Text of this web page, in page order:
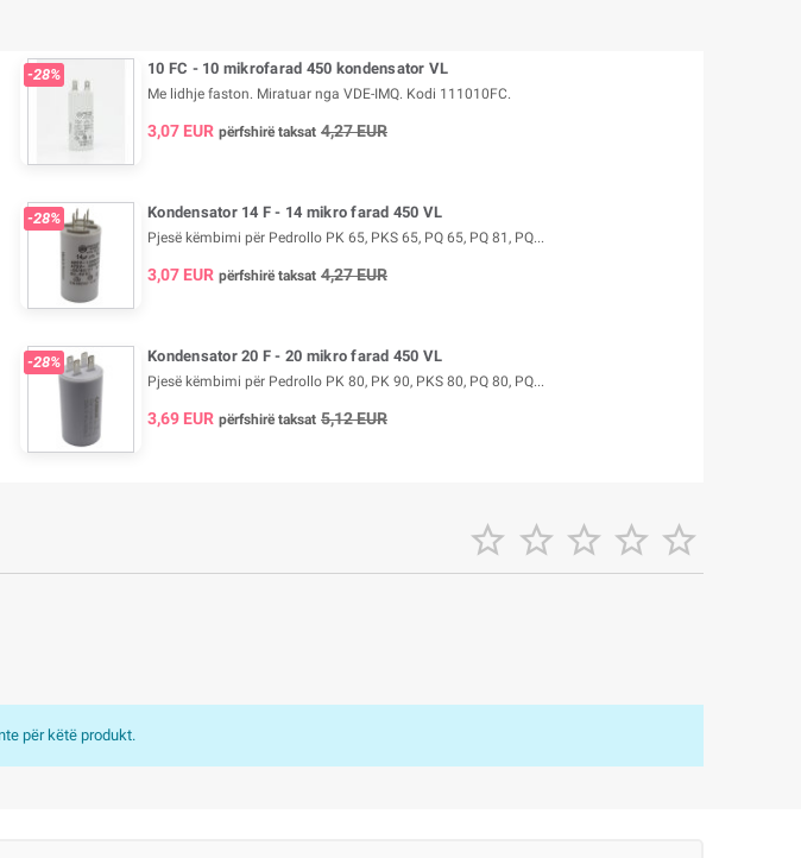
-28% 10 FC - 10 mikrofarad 450 kondensator VL
Me lidhje faston. Miratuar nga VDE-IMQ. Kodi 111010FC.
3,07 EUR përfshirë taksat 4,27 EUR
-28% Kondensator 14 F - 14 mikro farad 450 VL
Pjesë këmbimi për Pedrollo PK 65, PKS 65, PQ 65, PQ 81, PQ...
3,07 EUR përfshirë taksat 4,27 EUR
-28% Kondensator 20 F - 20 mikro farad 450 VL
Pjesë këmbimi për Pedrollo PK 80, PK 90, PKS 80, PQ 80, PQ...
3,69 EUR përfshirë taksat 5,12 EUR
    
për këtë produkt.